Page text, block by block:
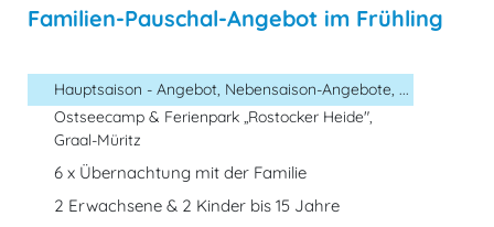
Familien-Pauschal-Angebot im Frühling
Hauptsaison - Angebot, Nebensaison-Angebote, ...
Ostseecamp & Ferienpark „Rostocker Heide",
Graal-Müritz
6 x Übernachtung mit der Familie
2 Erwachsene & 2 Kinder bis 15 Jahre